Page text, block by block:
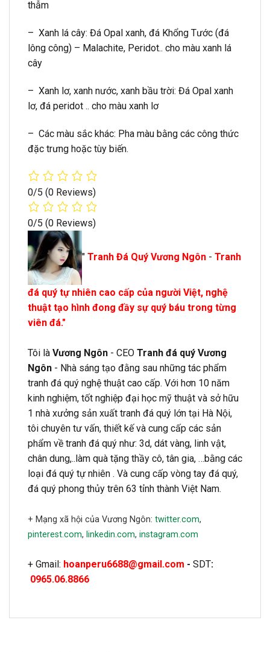
thẫm
– Xanh lá cây: Đá Opal xanh, đá Khổng Tước (đá
lông công) – Malachite, Peridot.. cho màu xanh lá
cây
– Xanh lơ, xanh nước, xanh bầu trời: Đá Opal xanh
lơ, đá peridot .. cho màu xanh lơ
– Các màu sắc khác: Pha màu bằng các công thức
đặc trưng hoặc tùy biến.
0/5 (0 Reviews)
0/5 (0 Reviews)
" Tranh Đá Quý Vương Ngôn - Tranh
đá quý tự nhiên cao cấp của người Việt, nghệ
thuật tạo hình đong đầy sự quý báu trong từng
viên đá."
Tôi là Vương Ngôn - CEO Tranh đá quý Vương
Ngôn - Nhà sáng tạo đằng sau những tác phẩm
tranh đá quý nghệ thuật cao cấp. Với hơn 10 năm
kinh nghiệm, tốt nghiệp đại học mỹ thuật và sở hữu
1 nhà xưởng sản xuất tranh đá quý lớn tại Hà Nội,
tôi chuyên tư vấn, thiết kế và cung cấp các sản
phẩm về tranh đá quý như: 3d, dát vàng, linh vật,
chân dung,..làm quà tặng thầy cô, tân gia, …bằng các
loại đá quý tự nhiên . Và cung cấp vòng tay đá quý,
đá quý phong thủy trên 63 tỉnh thành Việt Nam.
+ Mạng xã hội của Vương Ngôn: twitter.com,
pinterest.com, linkedin.com, instagram.com
+ Gmail: hoanperu6688@gmail.com - SDT:
0965.06.8866